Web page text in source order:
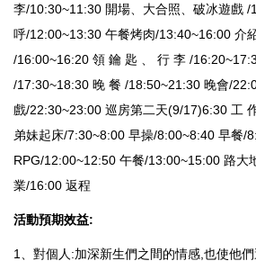
李/10:30~11:30 開場、大合照、破冰遊戲 /
呼/12:00~13:30 午餐烤肉/13:40~16:00 介
/16:00~16:20 領 鑰 匙 、 行 李 /
/17:30~18:30 晚 餐 /18:50~21:30 晚會/
戲/22:30~23:00 巡房第二天(9/17)6:30 工
弟妹起床/7:30~8:00 早操/8:00~8:40 早餐/
RPG/12:00~12:50 午餐/13:00~15:00 路大
業/16:00 返程
活動預期效益:
1、對個人:加深新生們之間的情感,也使他